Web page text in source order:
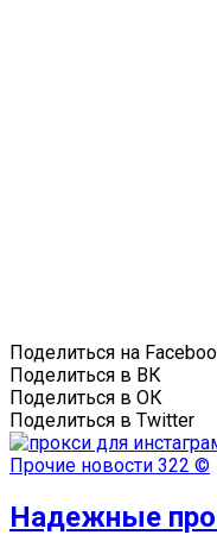
Поделиться на
Поделиться в ВК
Поделиться в ОК
Поделиться в Twitter
Прочие новости 322 ©
Надежные